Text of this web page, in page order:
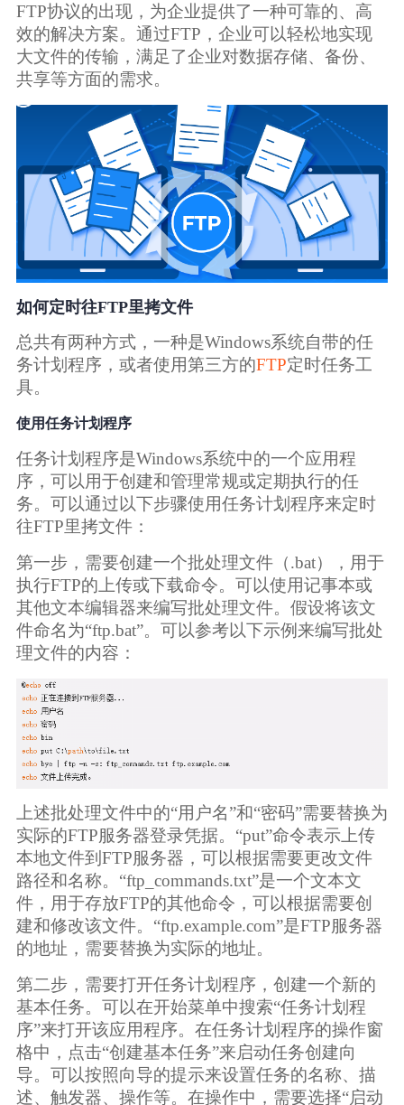
数据迁移
数据协作
行业应用解决方案
政府机构
广告媒体
金融行业
汽车行业
生产制造业
IT互联网行业
影视制作业
帮助中心
FTP协议的出现，为企业提供了一种可靠的、高
效的解决方案。通过FTP，企业可以轻松地实现
大文件的传输，满足了企业对数据存储、备份、
共享等方面的需求。
如何定时往FTP里拷文件
总共有两种方式，一种是Windows系统自带的任
务计划程序，或者使用第三方的FTP定时任务工
具。
使用任务计划程序
任务计划程序是Windows系统中的一个应用程
序，可以用于创建和管理常规或定期执行的任
务。可以通过以下步骤使用任务计划程序来定时
往FTP里拷文件：
第一步，需要创建一个批处理文件（.bat），用于
执行FTP的上传或下载命令。可以使用记事本或
其他文本编辑器来编写批处理文件。假设将该文
件命名为“ftp.bat”。可以参考以下示例来编写批处
理文件的内容：
上述批处理文件中的“用户名”和“密码”需要替换为
实际的FTP服务器登录凭据。“put”命令表示上传
本地文件到FTP服务器，可以根据需要更改文件
路径和名称。“ftp_commands.txt”是一个文本文
件，用于存放FTP的其他命令，可以根据需要创
建和修改该文件。“ftp.example.com”是FTP服务器
的地址，需要替换为实际的地址。
第二步，需要打开任务计划程序，创建一个新的
基本任务。可以在开始菜单中搜索“任务计划程
序”来打开该应用程序。在任务计划程序的操作窗
格中，点击“创建基本任务”来启动任务创建向
导。可以按照向导的提示来设置任务的名称、描
述、触发器、操作等。在操作中，需要选择“启动